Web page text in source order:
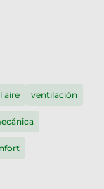
aire ventilación